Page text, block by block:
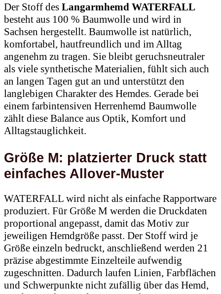
Der Stoff des Langarmhemd WATERFALL
besteht aus 100 % Baumwolle und wird in
Sachsen hergestellt. Baumwolle ist natürlich,
komfortabel, hautfreundlich und im Alltag
angenehm zu tragen. Sie bleibt geruchsneutraler
als viele synthetische Materialien, fühlt sich auch
an langen Tagen gut an und unterstützt den
langlebigen Charakter des Hemdes. Gerade bei
einem farbintensiven Herrenhemd Baumwolle
zählt diese Balance aus Optik, Komfort und
Alltagstauglichkeit.
Größe M: platzierter Druck statt
einfaches Allover-Muster
WATERFALL wird nicht als einfache Rapportware
produziert. Für Größe M werden die Druckdaten
proportional angepasst, damit das Motiv zur
jeweiligen Hemdgröße passt. Der Stoff wird je
Größe einzeln bedruckt, anschließend werden 21
präzise abgestimmte Einzelteile aufwendig
zugeschnitten. Dadurch laufen Linien, Farbflächen
und Schwerpunkte nicht zufällig über das Hemd,